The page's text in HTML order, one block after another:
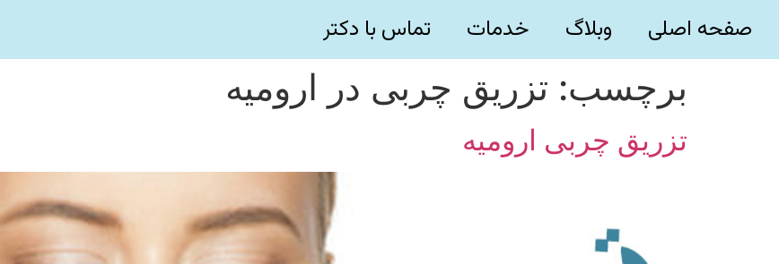
صفحه اصلی وبلاگ خدمات تماس با دکتر
برچسب: تزریق چربی در ارومیه
تزریق چربی ارومیه